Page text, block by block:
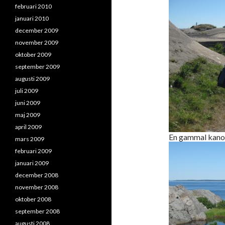
En gammal
februari 2010
januari 2010
december 2009
november 2009
oktober 2009
september 2009
augusti 2009
juli 2009
juni 2009
maj 2009
april 2009
mars 2009
februari 2009
januari 2009
december 2008
november 2008
oktober 2008
september 2008
augusti 2008